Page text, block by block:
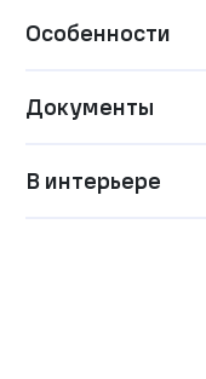
Особенности
Документы
В интерьере